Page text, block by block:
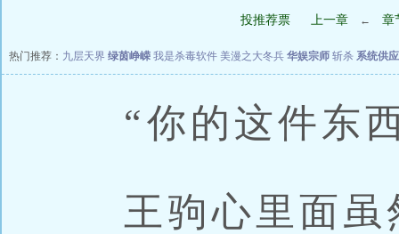
投推荐票 上一章 ← 章
热门推荐： 九层天界 绿茵峥嵘 我是杀毒软件 美漫之大冬兵 华娱宗师 斩杀 系统供
“你的这件东
王驹心里面虽